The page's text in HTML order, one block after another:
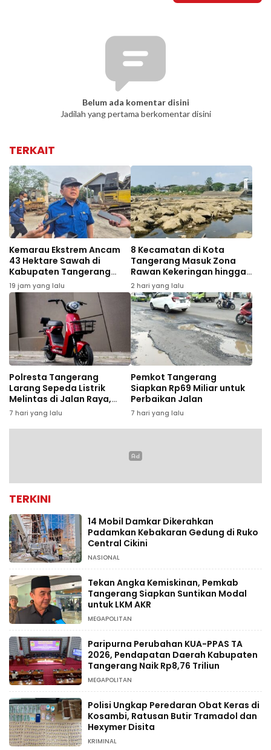
Belum ada komentar disini
Jadilah yang pertama berkomentar disini
TERKAIT
Kemarau Ekstrem Ancam
43 Hektare Sawah di
Kabupaten Tangerang
Gagal Panen
19 jam yang lalu
8 Kecamatan di Kota
Tangerang Masuk Zona
Rawan Kekeringan hingga
September 2026
2 hari yang lalu
Polresta Tangerang
Larang Sepeda Listrik
Melintas di Jalan Raya,
Pelanggar Bakal
Ditertibkan
7 hari yang lalu
Pemkot Tangerang
Siapkan Rp69 Miliar untuk
Perbaikan Jalan
7 hari yang lalu
TERKINI
14 Mobil Damkar Dikerahkan
Padamkan Kebakaran Gedung di Ruko
Central Cikini
NASIONAL
Tekan Angka Kemiskinan, Pemkab
Tangerang Siapkan Suntikan Modal
untuk LKM AKR
MEGAPOLITAN
Paripurna Perubahan KUA-PPAS TA
2026, Pendapatan Daerah Kabupaten
Tangerang Naik Rp8,76 Triliun
MEGAPOLITAN
Polisi Ungkap Peredaran Obat Keras di
Kosambi, Ratusan Butir Tramadol dan
Hexymer Disita
KRIMINAL